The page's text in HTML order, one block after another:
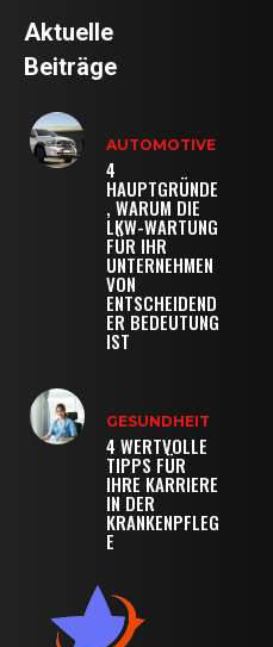
Aktuelle
Beiträge
AUTOMOTIVE
4
HAUPTGRÜNDE
, WARUM DIE
LKW-WARTUNG
FÜR IHR
UNTERNEHMEN
VON
ENTSCHEIDEND
ER BEDEUTUNG
IST
GESUNDHEIT
4 WERTVOLLE
TIPPS FÜR
IHRE KARRIERE
IN DER
KRANKENPFLEG
E